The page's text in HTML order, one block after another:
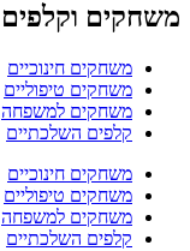
משחקים וקלפים
משחקים חינוכיים
משחקים טיפוליים
משחקים למשפחה
קלפים השלכתיים
משחקים חינוכיים
משחקים טיפוליים
משחקים למשפחה
קלפים השלכתיים